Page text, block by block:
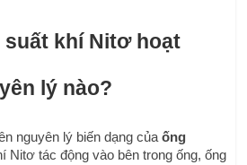
khí Nitơ hoạt
lý nào?
nguyên lý biến dạng của ống
Nitơ tác động vào bên trong ống, ống